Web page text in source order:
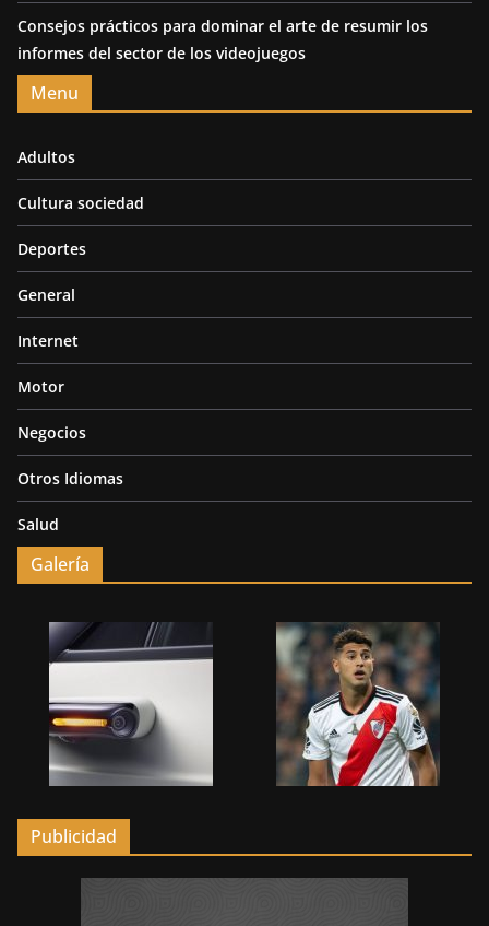
Consejos prácticos para dominar el arte de resumir los
informes del sector de los videojuegos
Menu
Adultos
Cultura sociedad
Deportes
General
Internet
Motor
Negocios
Otros Idiomas
Salud
Galería
Publicidad